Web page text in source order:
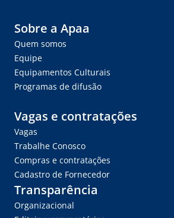
Sobre a Apaa
Quem somos
Equipe
Equipamentos Culturais
Programas de difusão
Vagas e contratações
Vagas
Trabalhe Conosco
Compras e contratações
Cadastro de Fornecedor
Transparência
Organizacional